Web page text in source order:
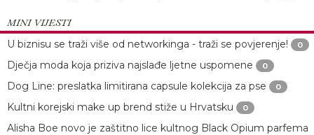
MINI VIJESTI
U biznisu se traži više od networkinga - traži se povjerenje!
0
Dječja moda koja priziva najslađe ljetne uspomene 0
Dog Line: preslatka limitirana capsule kolekcija za pse 0
Kultni korejski make up brend stiže u Hrvatsku 0
Alisha Boe novo je zaštitno lice kultnog Black Opium parfema